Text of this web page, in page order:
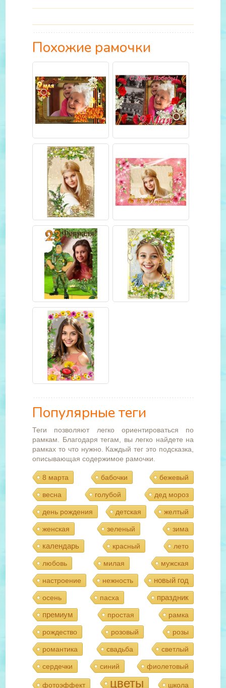
Похожие рамочки
Популярные теги
Теги позволяют легко ориентироваться по
рамкам. Благодаря тегам, вы легко найдете на
рамках то что нужно. Каждый тег это подсказка,
описывающая содержимое рамочки.
8 марта бабочки бежевый
весна голубой дед мороз
день рождения детская желтый
женская зеленый зима
календарь красный лето
любовь милая мужская
настроение нежность новый год
осень пасха
праздник
премиум
простая рамка
рождество розовый розы
романтика свадьба светлый
сердечки синий фиолетовый
фотоэффект цветы школа